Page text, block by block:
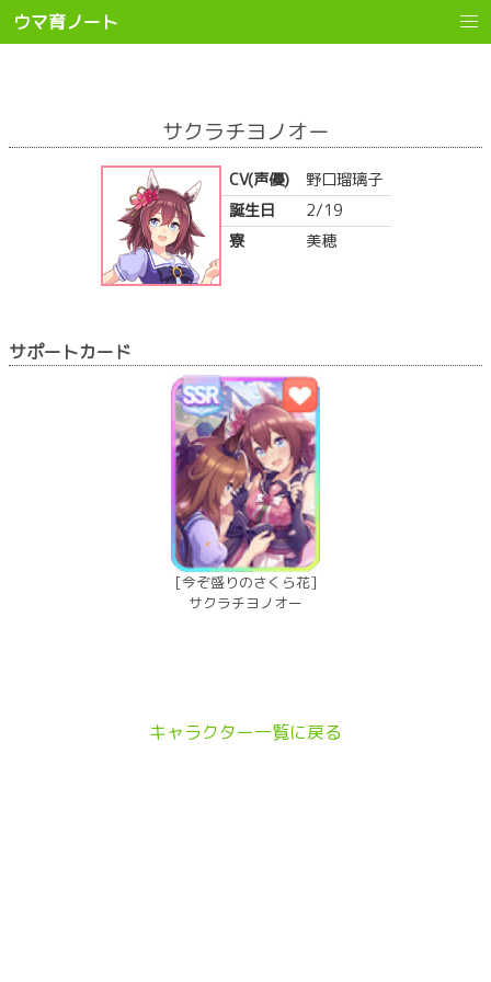
ウマ育ノート
サクラチヨノオー
CV(声優)
野口瑠璃子
誕生日
2/19
寮
美穂
サポートカード
[今ぞ盛りのさくら花]
サクラチヨノオー
キャラクター一覧に戻る